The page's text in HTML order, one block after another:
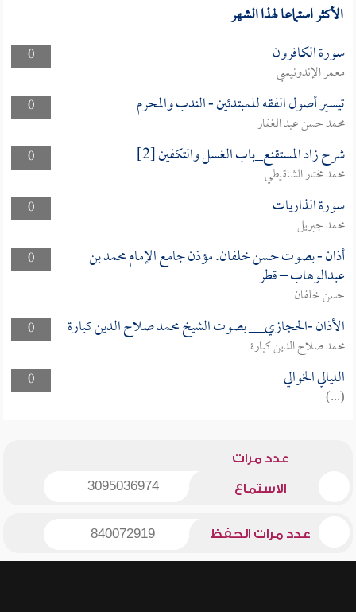
الأكثر استماعا لهذا الشهر
0 سورة الكافرون
معمر الإندونيسي
0
تيسير أصول الفقه للمبتدئين - الندب والمحرم
محمد حسن عبد الغفار
0
شرح زاد المستقنع_باب الغسل والتكفين [2]
محمد مختار الشنقيطي
0
سورة الذاريات
محمد جبريل
0
أذان - بصوت حسن خلفان. مؤذن جامع الإمام محمد بن
عبدالوهاب – قطر
حسن خلفان
0
الأذان -الحجازي__ بصوت الشيخ محمد صلاح الدين كبارة
محمد صلاح الدين كبارة
0
الليالي الخوالي
(...)
عدد مرات
الاستماع 3095036974
عدد مرات الحفظ 840072919